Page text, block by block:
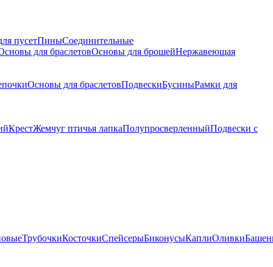
пусетПиныСоединительные
для браслетовОсновы для брошейНержавеющая
Основы для браслетовПодвескиБусиныРамки для
КрестЖемчуг птичья лапкаПолупросверленныйПодвески с
ТрубочкиКосточкиСпейсерыБиконусыКаплиОливки